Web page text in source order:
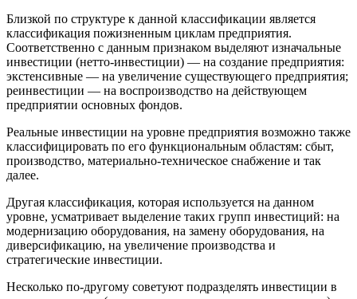
Близкой по структуре к данной классификации является
классификация пожизненным циклам предприятия.
Соответственно с данным признаком выделяют изначальные
инвестиции (нетто-инвестиции) — на создание предприятия:
экстенсивные — на увеличение существующего предприятия;
реинвестиции — на воспроизводство на действующем
предприятии основных фондов.
Реальные инвестиции на уровне предприятия возможно также
классифицировать по его функциональным областям: сбыт,
производство, материально-техническое снабжение и так
далее.
Другая классификация, которая используется на данном
уровне, усматривает выделение таких групп инвестиций: на
модернизацию оборудования, на замену оборудования, на
диверсификацию, на увеличение производства и
стратегические инвестиции.
Несколько по-другому советуют подразделять инвестиции в